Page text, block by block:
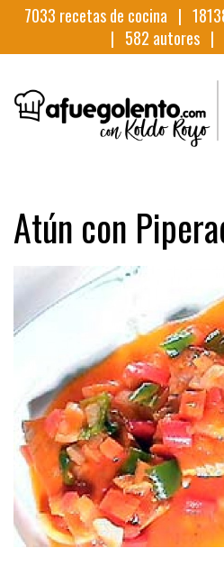
7033 recetas de cocina |
| 582 autores |
Atún con